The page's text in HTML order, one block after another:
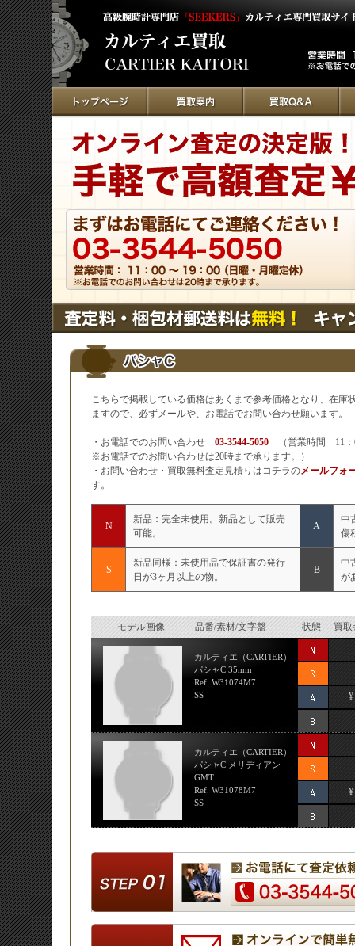
こちらで掲載している価格はあくまで参考価格となり、在庫
ますので、必ずメールや、お電話でお問い合わせ願います。
・お電話でのお問い合わせ 03-3544-5050 （営業時間 11
※お電話でのお問い合わせは20時まで承ります。）
・お問い合わせ・買取無料査定見積りはコチラのメールフォ
す。
N
新品：完全未使用。新品として販売
可能。
A
中
傷
S
新品同様：未使用品で保証書の発行
日が3ヶ月以上の物。
B
中
が
モデル画像 品番/素材/文字盤 状態 買取
カルティエ（CARTIER）
パシャC 35mm
Ref. W31074M7
SS
¥
カルティエ（CARTIER）
パシャC メリディアン
GMT
Ref. W31078M7
SS
¥